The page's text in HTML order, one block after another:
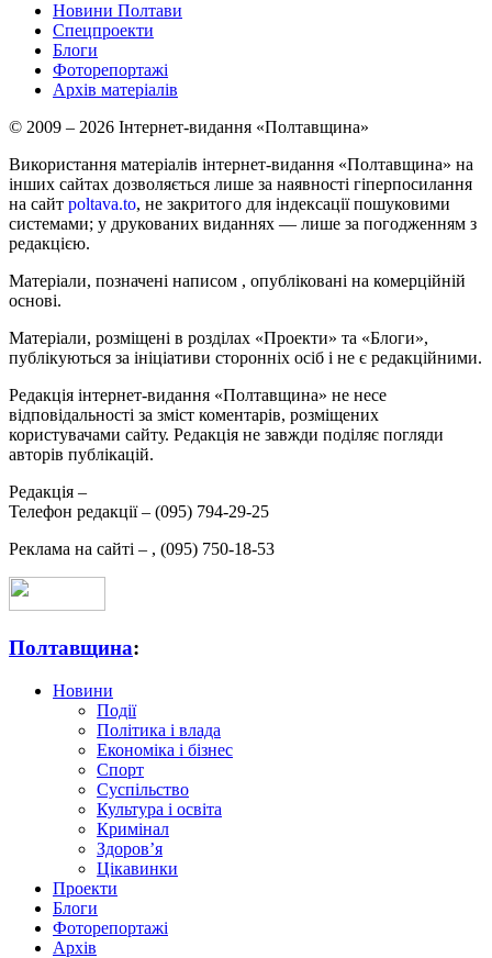
Новини Полтави
Спецпроекти
Блоги
Фоторепортажі
Архів матеріалів
© 2009 – 2026 Інтернет-видання «Полтавщина»
Використання матеріалів інтернет-видання «Полтавщина» на
інших сайтах дозволяється лише за наявності гіперпосилання
на сайт poltava.to, не закритого для індексації пошуковими
системами; у друкованих виданнях — лише за погодженням з
редакцією.
Матеріали, позначені написом , опубліковані на комерційній
основі.
Матеріали, розміщені в розділах «Проекти» та «Блоги»,
публікуються за ініціативи сторонніх осіб і не є редакційними.
Редакція інтернет-видання «Полтавщина» не несе
відповідальності за зміст коментарів, розміщених
користувачами сайту. Редакція не завжди поділяє погляди
авторів публікацій.
Редакція –
Телефон редакції – (095) 794-29-25
Реклама на сайті – , (095) 750-18-53
Полтавщина:
Новини
Події
Політика і влада
Економіка і бізнес
Спорт
Суспільство
Культура і освіта
Кримінал
Здоров’я
Цікавинки
Проекти
Блоги
Фоторепортажі
Архів